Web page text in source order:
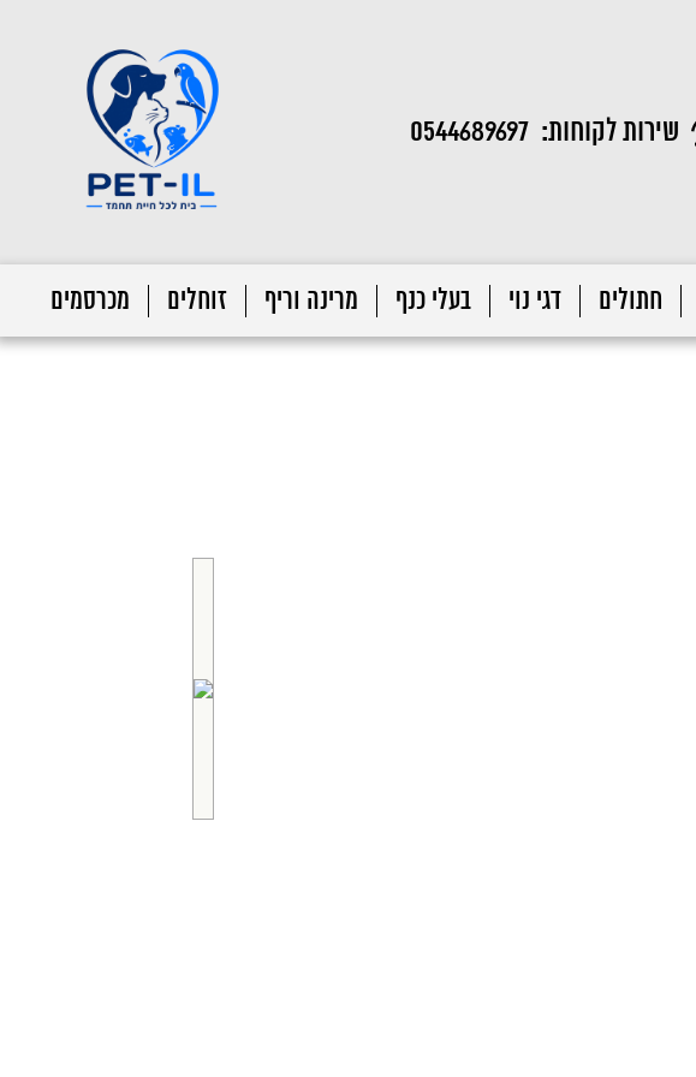
שירות לקוחות: 0544689697
חתולים דגי נוי בעלי כנף מרינה וריף זוחלים מכרסמים